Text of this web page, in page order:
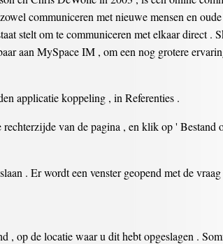
communiceren met nieuwe mensen en
stelt om te communiceren met elkaar direct
aan MySpace IM , om een nog grotere
applicatie koppeling , in Referenties .
van de pagina , en klik op ' Bestand
. Er wordt een venster geopend met de
, op de locatie waar u dit hebt opgeslagen .